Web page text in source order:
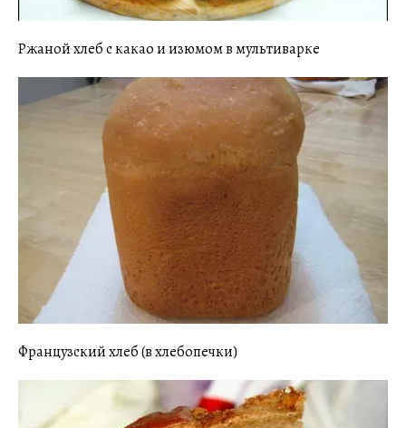
Ржаной хлеб с какао и изюмом в мультиварке
Французский хлеб (в хлебопечки)